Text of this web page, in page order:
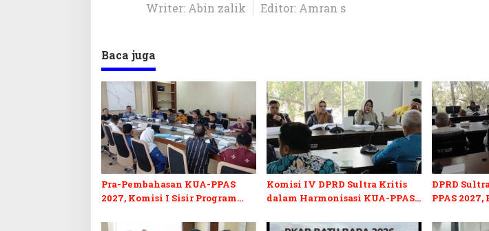
Writer: Abin zalik
Editor: Amran s
Baca juga
Pra-Pembahasan KUA-PPAS
2027, Komisi I Sisir Program
Komisi IV DPRD Sultra Kritis
dalam Harmonisasi KUA-PPAS
DPRD
PPAS
Pelunasan